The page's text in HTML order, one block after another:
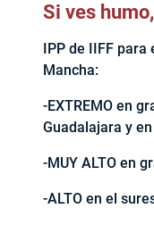
Si ves
IPP de IIFF
Mancha:
-EXTREMO en
Guadalajara y
-MUY ALTO en
-ALTO en el